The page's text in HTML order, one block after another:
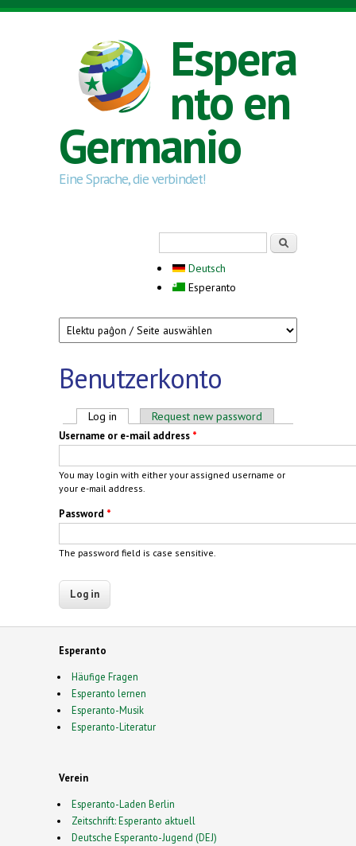
Skip to main content
Espera
nto en
Germanio
Eine Sprache, die verbindet!
Deutsch
Esperanto
Benutzerkonto
Primary tabs
Log in (active tab)Request new password
Username or e-mail address *
You may login with either your assigned username or
your e-mail address.
Password *
The password field is case sensitive.
Esperanto
Häufige Fragen
Esperanto lernen
Esperanto-Musik
Esperanto-Literatur
Verein
Esperanto-Laden Berlin
Zeitschrift: Esperanto aktuell
Deutsche Esperanto-Jugend (DEJ)